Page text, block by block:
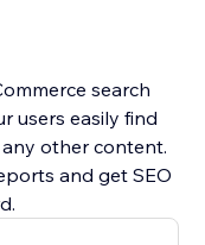
search
users easily find
other content.
SEO